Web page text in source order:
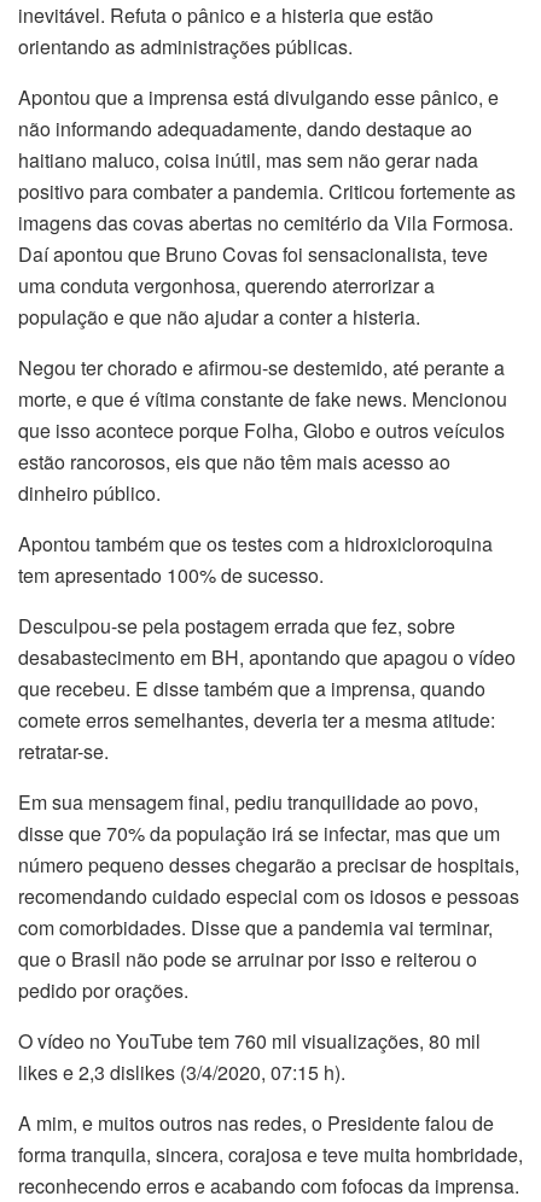
inevitável. Refuta o pânico e a histeria que estão
orientando as administrações públicas.
Apontou que a imprensa está divulgando esse pânico, e
não informando adequadamente, dando destaque ao
haitiano maluco, coisa inútil, mas sem não gerar nada
positivo para combater a pandemia. Criticou fortemente as
imagens das covas abertas no cemitério da Vila Formosa.
Daí apontou que Bruno Covas foi sensacionalista, teve
uma conduta vergonhosa, querendo aterrorizar a
população e que não ajudar a conter a histeria.
Negou ter chorado e afirmou-se destemido, até perante a
morte, e que é vítima constante de fake news. Mencionou
que isso acontece porque Folha, Globo e outros veículos
estão rancorosos, eis que não têm mais acesso ao
dinheiro público.
Apontou também que os testes com a hidroxicloroquina
tem apresentado 100% de sucesso.
Desculpou-se pela postagem errada que fez, sobre
desabastecimento em BH, apontando que apagou o vídeo
que recebeu. E disse também que a imprensa, quando
comete erros semelhantes, deveria ter a mesma atitude:
retratar-se.
Em sua mensagem final, pediu tranquilidade ao povo,
disse que 70% da população irá se infectar, mas que um
número pequeno desses chegarão a precisar de hospitais,
recomendando cuidado especial com os idosos e pessoas
com comorbidades. Disse que a pandemia vai terminar,
que o Brasil não pode se arruinar por isso e reiterou o
pedido por orações.
O vídeo no YouTube tem 760 mil visualizações, 80 mil
likes e 2,3 dislikes (3/4/2020, 07:15 h).
A mim, e muitos outros nas redes, o Presidente falou de
forma tranquila, sincera, corajosa e teve muita hombridade,
reconhecendo erros e acabando com fofocas da imprensa.